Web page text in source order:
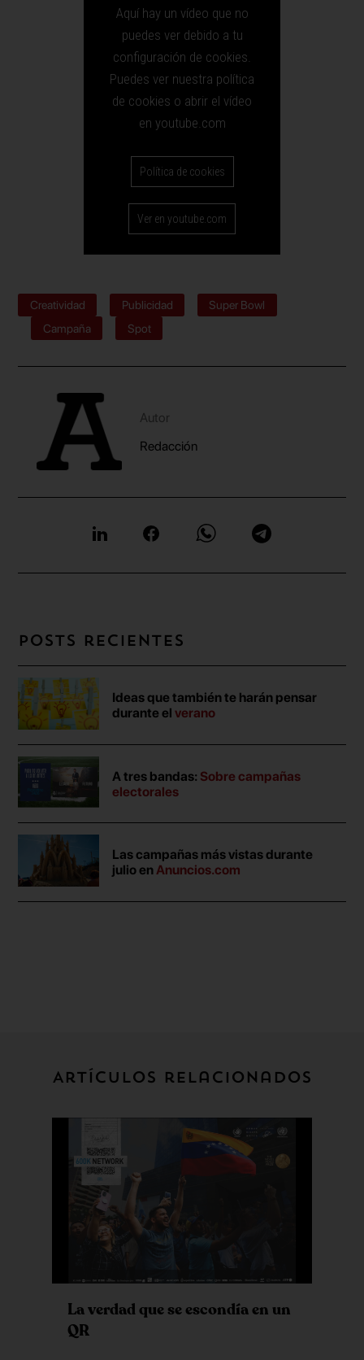
Aquí hay un vídeo que no
puedes ver debido a tu
configuración de cookies.
Puedes ver nuestra política
de cookies o abrir el vídeo
en youtube.com
Política de cookies
Ver en youtube.com
Creatividad Publicidad
Super Bowl
Campaña
Spot
Autor
Redacción
Posts recientes
Ideas que también te harán pensar
durante elverano
A tres bandas: Sobre campañas
electorales
Las campañas más vistas durante
julio enAnuncios.com
Artículos relacionados
La verdad que se escondía en un
QR